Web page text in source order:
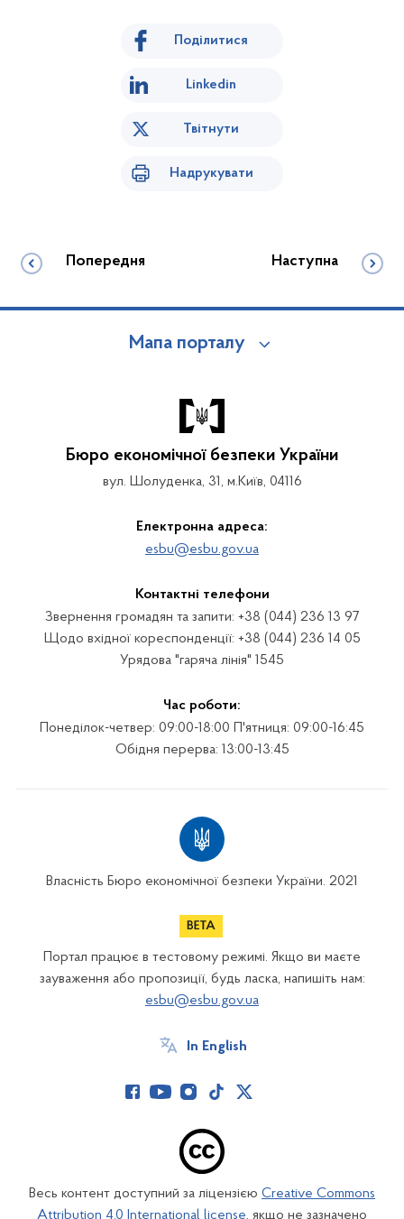
Поділитися
Linkedin
Твітнути
Надрукувати
Попередня Наступна
Мапа порталу
Бюро економічної безпеки України
вул. Шолуденка, 31, м.Київ, 04116
Електронна адреса:
esbu@esbu.gov.ua
Контактні телефони
Звернення громадян та запити: +38 (044) 236 13 97
Щодо вхідної кореспонденції: +38 (044) 236 14 05
Урядова "гаряча лінія" 1545
Час роботи:
Понеділок-четвер: 09:00-18:00 П'ятниця: 09:00-16:45
Обідня перерва: 13:00-13:45
Власність Бюро економічної безпеки України. 2021
Портал працює в тестовому режимі. Якщо ви маєте
зауваження або пропозиції, будь ласка, напишіть нам:
esbu@esbu.gov.ua
In English
Весь контент доступний за ліцензією Creative Commons
Attribution 4.0 International license, якщо не зазначено